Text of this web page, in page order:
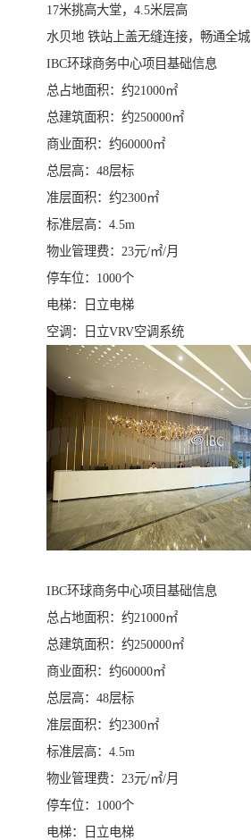
17米挑高大堂，4.5米层高
水贝地 铁站上盖无缝连接，畅通全城
IBC环球商务中心项目基础信息
总占地面积：约21000㎡
总建筑面积：约250000㎡
商业面积：约60000㎡
总层高：48层标
准层面积：约2300㎡
标准层高：4.5m
物业管理费：23元/㎡/月
停车位：1000个
电梯：日立电梯
空调：日立VRV空调系统
IBC环球商务中心项目基础信息
总占地面积：约21000㎡
总建筑面积：约250000㎡
商业面积：约60000㎡
总层高：48层标
准层面积：约2300㎡
标准层高：4.5m
物业管理费：23元/㎡/月
停车位：1000个
电梯：日立电梯